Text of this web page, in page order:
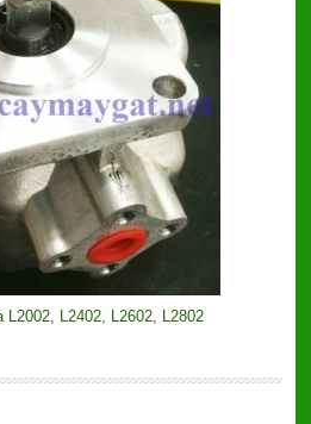
L2402, L2602, L2802